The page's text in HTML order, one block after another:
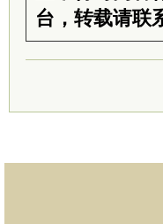
台，转载请联